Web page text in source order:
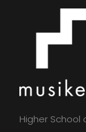
Higher School